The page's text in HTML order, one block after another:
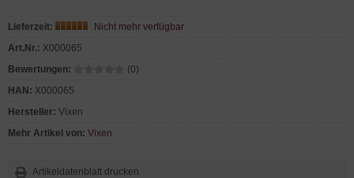
Lieferzeit:
Nicht mehr verfügbar
Art.Nr.: X000065
Bewertungen:
(0)
HAN: X000065
Hersteller: Vixen
Mehr Artikel von: Vixen
Artikeldatenblatt drucken